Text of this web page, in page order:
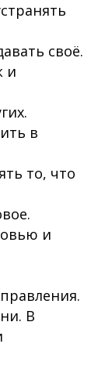
своё.
и
в
то, что
и
В